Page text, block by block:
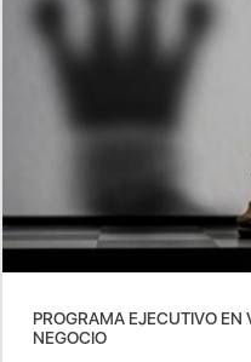
PROGRAMA EJECUTIVO EN
NEGOCIO